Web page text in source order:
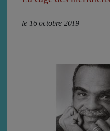
le 16 octobre 2019